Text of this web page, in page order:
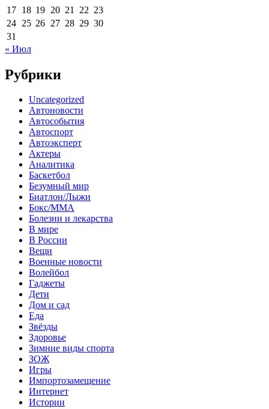
17 18 19 20 21 22 23
24 25 26 27 28 29 30
31
« Июл
Рубрики
Uncategorized
Автоновости
Автособытия
Автоспорт
Автоэксперт
Актеры
Аналитика
Баскетбол
Безумный мир
Биатлон/Лыжи
Бокс/MMA
Болезни и лекарства
В мире
В России
Вещи
Военные новости
Волейбол
Гаджеты
Дети
Дом и сад
Еда
Звёзды
Здоровье
Зимние виды спорта
ЗОЖ
Игры
Импортозамещение
Интернет
Истории